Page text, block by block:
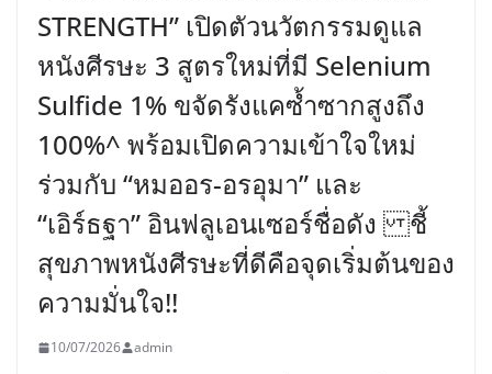
STRENGTH” เปิดตัวนวัตกรรมดูแล
หนังศีรษะ 3 สูตรใหม่ที่มี Selenium
Sulfide 1% ขจัดรังแคซ้ำซากสูงถึง
100%^ พร้อมเปิดความเข้าใจใหม่
ร่วมกับ “หมออร-อรอุมา” และ
“เอิร์ธฐา” อินฟลูเอนเซอร์ชื่อดัง ชี้
สุขภาพหนังศีรษะที่ดีคือจุดเริ่มต้นของ
ความมั่นใจ!!
10/07/2026 admin